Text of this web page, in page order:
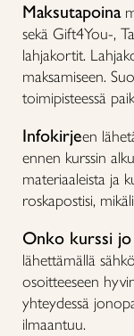
Maksutapoina
sekä Gift4You-,
lahjakortit.
maksamiseen.
toimipisteessä
Infokirjeen
ennen kurssin
materiaaleista ja
roskapostisi,
Onko kurssi jo
lähettämällä
osoitteeseen
yhteydessä
ilmaantuu.